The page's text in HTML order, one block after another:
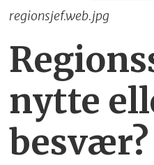
regionsjef.web.jpg
nytte
besvær?